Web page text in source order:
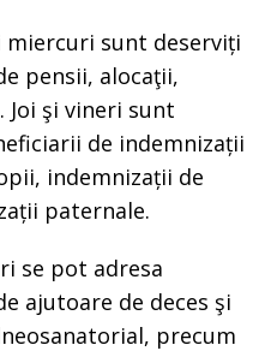
sunt deserviți
pensii, alocaţii,
Joi şi vineri sunt
de indemnizații
indemnizații de
paternale.
se pot adresa
ajutoare de deces şi
precum